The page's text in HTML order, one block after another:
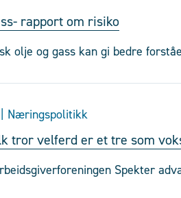
rapport om risiko
olje og gass kan gi bedre
Næringspolitikk
tror velferd er et tre som
Spekter